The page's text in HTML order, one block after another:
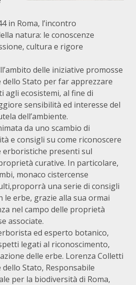
in Roma, l’incontro
natura: le conoscenze
cultura e rigore
delle iniziative promosse
Stato per far apprezzare
agli ecosistemi, al fine di
sensibilità ed interesse del
dell’ambiente.
da uno scambio di
e consigli su come riconoscere
erboristiche presenti sul
curative. In particolare,
monaco cistercense
una serie di consigli
le erbe, grazie alla sua ormai
nel campo delle proprietà
associate.
ed esperto botanico,
legati al riconoscimento,
delle erbe. Lorenza Colletti
Stato, Responsabile
per la biodiversità di Roma,